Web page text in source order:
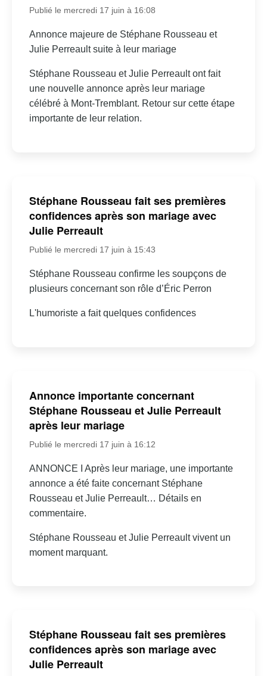
Publié le mercredi 17 juin à 16:08
Annonce majeure de Stéphane Rousseau et
Julie Perreault suite à leur mariage
Stéphane Rousseau et Julie Perreault ont fait
une nouvelle annonce après leur mariage
célébré à Mont-Tremblant. Retour sur cette étape
importante de leur relation.
Stéphane Rousseau fait ses premières
confidences après son mariage avec
Julie Perreault
Publié le mercredi 17 juin à 15:43
Stéphane Rousseau confirme les soupçons de
plusieurs concernant son rôle d’Éric Perron
L'humoriste a fait quelques confidences
Annonce importante concernant
Stéphane Rousseau et Julie Perreault
après leur mariage
Publié le mercredi 17 juin à 16:12
ANNONCE I Après leur mariage, une importante
annonce a été faite concernant Stéphane
Rousseau et Julie Perreault… Détails en
commentaire.
Stéphane Rousseau et Julie Perreault vivent un
moment marquant.
Stéphane Rousseau fait ses premières
confidences après son mariage avec
Julie Perreault